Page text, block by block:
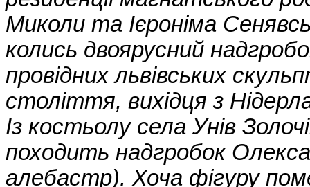
Миколи та Ієроніма
колись двоярусний
провідних львівських
століття, вихідця з
Із костьолу села Унів
походить надгробок
алебастр). Хоча фігуру